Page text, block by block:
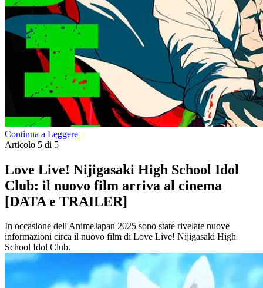
Continua a Leggere
Articolo 5 di 5
Love Live! Nijigasaki High School Idol
Club: il nuovo film arriva al cinema
[DATA e TRAILER]
In occasione dell'AnimeJapan 2025 sono state rivelate nuove
informazioni circa il nuovo film di Love Live! Nijigasaki High
School Idol Club.